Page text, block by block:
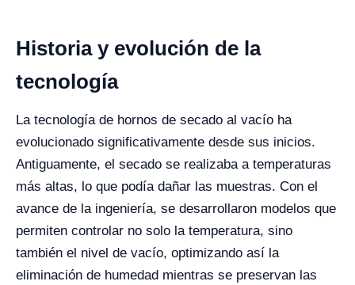
Historia y evolución de la
tecnología
La tecnología de hornos de secado al vacío ha
evolucionado significativamente desde sus inicios.
Antiguamente, el secado se realizaba a temperaturas
más altas, lo que podía dañar las muestras. Con el
avance de la ingeniería, se desarrollaron modelos que
permiten controlar no solo la temperatura, sino
también el nivel de vacío, optimizando así la
eliminación de humedad mientras se preservan las